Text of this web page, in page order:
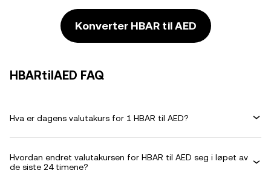
Konverter HBAR til AED
HBARtilAED FAQ
Hva er dagens valutakurs for 1 HBAR til AED?
Hvordan endret valutakursen for HBAR til AED seg i løpet av
de siste 24 timene?